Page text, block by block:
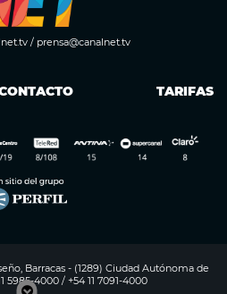
/ prensa@canalnet.tv
TARIFAS
Barracas - (1289) Ciudad Autónoma de
5985-4000 / +54 11 7091-4000